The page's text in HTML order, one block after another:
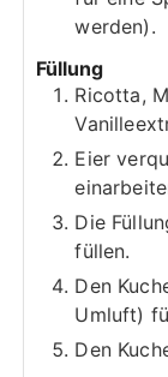
werden).
Füllung
Ricotta,
Eier
Die
füllen.
Den
Umluft)
Den